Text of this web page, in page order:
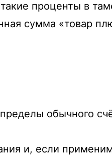
проценты в
сумма «товар
обычного
и, если